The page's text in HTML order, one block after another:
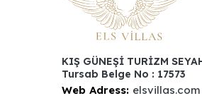
KIŞ GÜNEŞİ TURİZM
Tursab Belge No : 17573
Web Adress: elsvillas.com